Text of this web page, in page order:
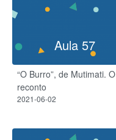
Aula 57
“O Burro”, de Mutimati. O
reconto
2021-06-02